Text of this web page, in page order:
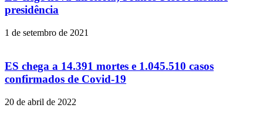
presidência
1 de setembro de 2021
ES chega a 14.391 mortes e 1.045.510 casos
confirmados de Covid-19
20 de abril de 2022